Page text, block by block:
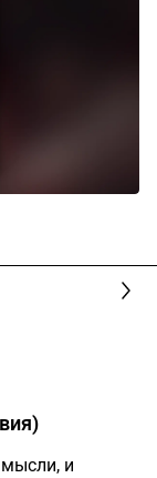
мысли, и